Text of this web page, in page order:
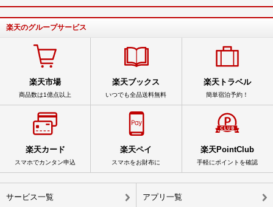
楽天のグループサービス
楽天市場
商品数は1億点以上
楽天ブックス
いつでも全品送料無料
楽天トラベル
簡単宿泊予約！
楽天カード
スマホでカンタン申込
楽天ペイ
スマホをお財布に
楽天PointClub
手軽にポイントを確認
サービス一覧 アプリ一覧